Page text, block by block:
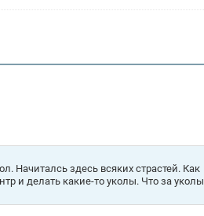
Начиталсь здесь всяких страстей. Как
и делать какие-то уколы. Что за уколы